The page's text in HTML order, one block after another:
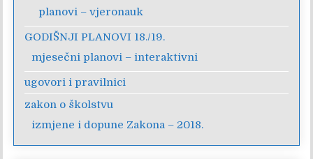
planovi – vjeronauk
GODIŠNJI PLANOVI 18./19.
mjesečni planovi – interaktivni
ugovori i pravilnici
zakon o školstvu
izmjene i dopune Zakona – 2018.